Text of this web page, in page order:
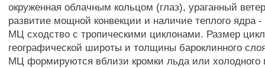
окруженная облачным кольцом (глаз), ураганный
развитие мощной конвекции и наличие теплого ядра -
МЦ сходство с тропическими циклонами. Размер
географической широты и толщины бароклинного
МЦ формируются вблизи кромки льда или холодного